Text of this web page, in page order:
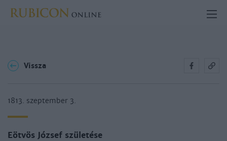
Vissza
1813. szeptember 3.
Eötvös József születése